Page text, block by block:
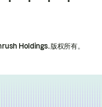
Holdings.版权所有。